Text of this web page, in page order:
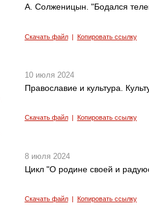
А. Солженицын. "Бодался
Скачать файл| Копировать ссылку
10 июля 2024
Православие и культура.
Скачать файл| Копировать ссылку
8 июля 2024
Цикл "О родине своей и
Скачать файл| Копировать ссылку